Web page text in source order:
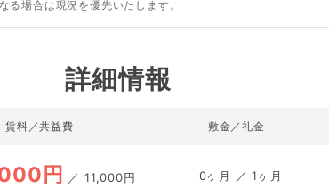
場合は現況を優先いたします。
詳細情報
賃料／共益費 敷金／礼金
円 ／ 11,000円 0ヶ月 ／ 1ヶ月